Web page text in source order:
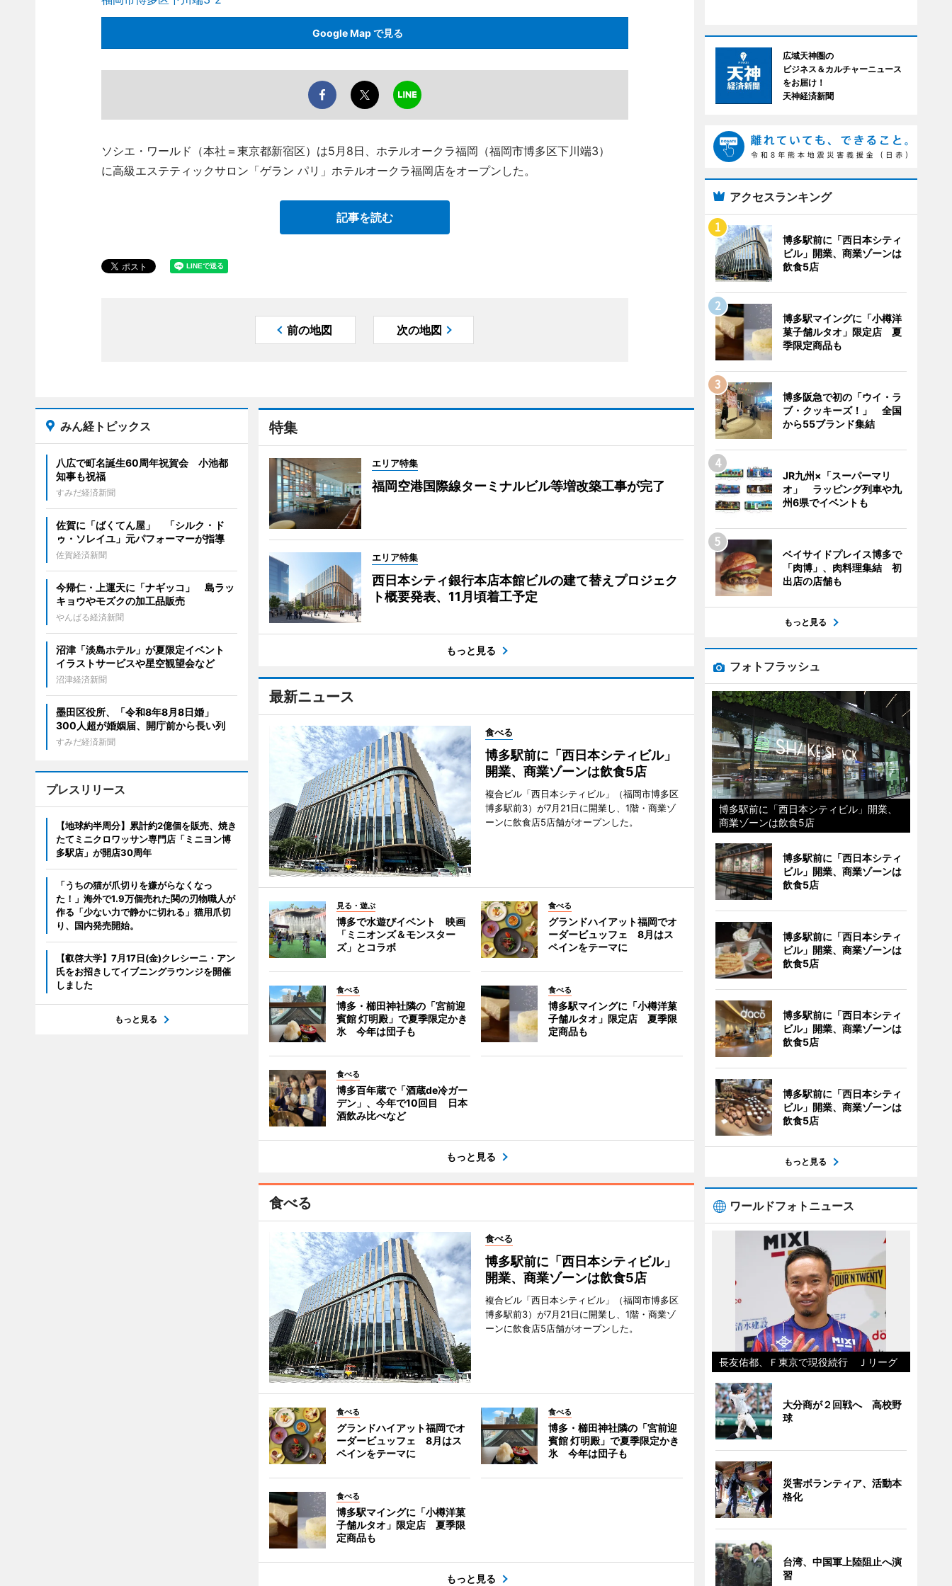
Google Map で見る
ソシエ・ワールド（本社＝東京都新宿区）は5月8日、ホテルオークラ福岡（福岡市博多区下川端3）
に高級エステティックサロン「ゲラン パリ」ホテルオークラ福岡店をオープンした。
記事を読む
前の地図 次の地図
特集
エリア特集
福岡空港国際線ターミナルビル等増改築工事が完了
エリア特集
西日本シティ銀行本店本館ビルの建て替えプロジェク
ト概要発表、11月頃着工予定
もっと見る
最新ニュース
食べる
博多駅前に「西日本シティビル」
開業、商業ゾーンは飲食5店
複合ビル「西日本シティビル」（福岡市博多区
博多駅前3）が7月21日に開業し、1階・商業ゾ
ーンに飲食店5店舗がオープンした。
見る・遊ぶ
博多で水遊びイベント 映画
「ミニオンズ＆モンスター
ズ」とコラボ
食べる
グランドハイアット福岡でオ
ーダービュッフェ 8月はス
ペインをテーマに
食べる
博多・櫛田神社隣の「宮前迎
賓館 灯明殿」で夏季限定かき
氷 今年は団子も
食べる
博多駅マイングに「小樽洋菓
子舗ルタオ」限定店 夏季限
定商品も
食べる
博多百年蔵で「酒蔵de冷ガー
デン」、今年で10回目 日本
酒飲み比べなど
もっと見る
食べる
食べる
博多駅前に「西日本シティビル」
開業、商業ゾーンは飲食5店
複合ビル「西日本シティビル」（福岡市博多区
博多駅前3）が7月21日に開業し、1階・商業ゾ
ーンに飲食店5店舗がオープンした。
食べる
グランドハイアット福岡でオ
ーダービュッフェ 8月はス
ペインをテーマに
食べる
博多・櫛田神社隣の「宮前迎
賓館 灯明殿」で夏季限定かき
氷 今年は団子も
食べる
博多駅マイングに「小樽洋菓
子舗ルタオ」限定店 夏季限
定商品も
もっと見る
みん経トピックス
八広で町名誕生60周年祝賀会 小池都
知事も祝福
すみだ経済新聞
佐賀に「ばくてん屋」 「シルク・ド
ゥ・ソレイユ」元パフォーマーが指導
佐賀経済新聞
今帰仁・上運天に「ナギッコ」 島ラッ
キョウやモズクの加工品販売
やんばる経済新聞
沼津「淡島ホテル」が夏限定イベント
イラストサービスや星空観望会など
沼津経済新聞
墨田区役所、「令和8年8月8日婚」
300人超が婚姻届、開庁前から長い列
すみだ経済新聞
プレスリリース
【地球約半周分】累計約2億個を販売、焼き
たてミニクロワッサン専門店「ミニヨン博
多駅店」が開店30周年
「うちの猫が爪切りを嫌がらなくなっ
た！」海外で1.9万個売れた関の刃物職人が
作る「少ない力で静かに切れる」猫用爪切
り、国内発売開始。
【叡啓大学】7月17日(金)クレシーニ・アン
氏をお招きしてイブニングラウンジを開催
しました
もっと見る
広域天神圏の
ビジネス＆カルチャーニュース
をお届け！
天神経済新聞
アクセスランキング
博多駅前に「西日本シティ
ビル」開業、商業ゾーンは
飲食5店
博多駅マイングに「小樽洋
菓子舗ルタオ」限定店 夏
季限定商品も
博多阪急で初の「ウイ・ラ
ブ・クッキーズ！」 全国
から55ブランド集結
JR九州×「スーパーマリ
オ」 ラッピング列車や九
州6県でイベントも
ベイサイドプレイス博多で
「肉博」、肉料理集結 初
出店の店舗も
もっと見る
フォトフラッシュ
博多駅前に「西日本シティビル」開業、
商業ゾーンは飲食5店
博多駅前に「西日本シティ
ビル」開業、商業ゾーンは
飲食5店
博多駅前に「西日本シティ
ビル」開業、商業ゾーンは
飲食5店
博多駅前に「西日本シティ
ビル」開業、商業ゾーンは
飲食5店
博多駅前に「西日本シティ
ビル」開業、商業ゾーンは
飲食5店
もっと見る
ワールドフォトニュース
長友佑都、Ｆ東京で現役続行 Ｊリーグ
大分商が２回戦へ 高校野
球
災害ボランティア、活動本
格化
台湾、中国軍上陸阻止へ演
習